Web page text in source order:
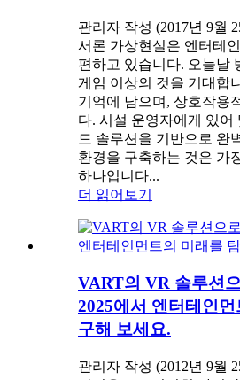
관리자 작성 (2017년 9월
서론 가상현실은 엔터테
편하고 있습니다. 오늘날
게임 이상의 것을 기대합
기억에 남으며, 상호작용
다. 시설 운영자에게 있어
드 솔루션을 기반으로 완
환경을 구축하는 것은 가
하나입니다...
더 읽어보기
VART의 VR 솔루션
2025에서 엔터테인
구해 보세요.
관리자 작성 (2012년 9월